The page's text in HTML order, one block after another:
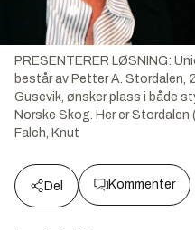
PRESENTERER LØSNING:
består av Petter A. Stordalen,
Gusevik, ønsker plass i både
Norske Skog. Her er Stordalen
Falch, Knut
Del Kommenter